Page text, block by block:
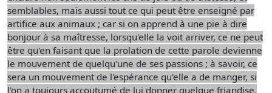
semblables, mais aussi tout ce qui peut être enseigné par
artifice aux animaux ; car si on apprend à une pie à dire
bonjour à sa maîtresse, lorsqu'elle la voit arriver, ce ne peut
être qu'en faisant que la prolation de cette parole devienne
le mouvement de quelqu'une de ses passions ; à savoir, ce
sera un mouvement de l'espérance qu'elle a de manger, si
l'on a toujours accoutumé de lui donner quelque friandise,